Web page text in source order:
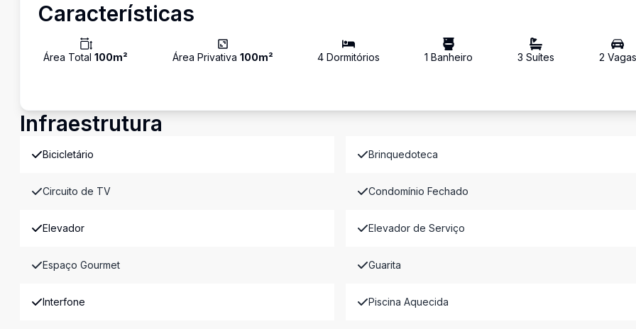
Características
Área Total 100m² Área Privativa 100m² 4 Dormitórios 1 Banheiro 3 Suítes 2 Vagas
Infraestrutura
Bicicletário Brinquedoteca
Circuito de TV Condomínio Fechado
Elevador Elevador de Serviço
Espaço Gourmet Guarita
Interfone Piscina Aquecida